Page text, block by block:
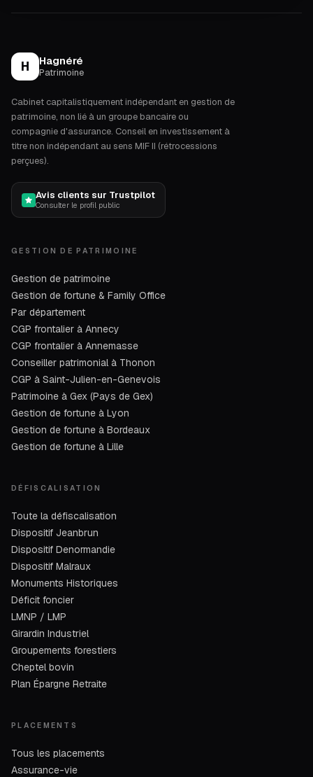
H Hagnéré
Patrimoine
Cabinet capitalistiquement indépendant en gestion de
patrimoine, non lié à un groupe bancaire ou
compagnie d'assurance. Conseil en investissement à
titre non indépendant au sens MIF II (rétrocessions
perçues).
Avis clients sur Trustpilot
Consulter le profil public
GESTION DE PATRIMOINE
Gestion de patrimoine
Gestion de fortune & Family Office
Par département
CGP frontalier à Annecy
CGP frontalier à Annemasse
Conseiller patrimonial à Thonon
CGP à Saint-Julien-en-Genevois
Patrimoine à Gex (Pays de Gex)
Gestion de fortune à Lyon
Gestion de fortune à Bordeaux
Gestion de fortune à Lille
DÉFISCALISATION
Toute la défiscalisation
Dispositif Jeanbrun
Dispositif Denormandie
Dispositif Malraux
Monuments Historiques
Déficit foncier
LMNP / LMP
Girardin Industriel
Groupements forestiers
Cheptel bovin
Plan Épargne Retraite
PLACEMENTS
Tous les placements
Assurance-vie